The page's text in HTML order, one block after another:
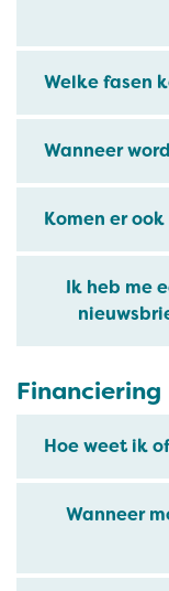
Welke fasen
Wanneer
Komen er
Ik heb me
Financiering
Hoe weet ik
Wanneer